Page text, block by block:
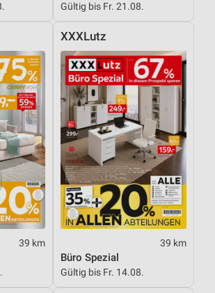
Gültig bis Fr. 21.08.
39 km
XXXLutz
39 km
Büro Spezial
Gültig bis Fr. 14.08.
Standortdaten
aktiv angeforderten